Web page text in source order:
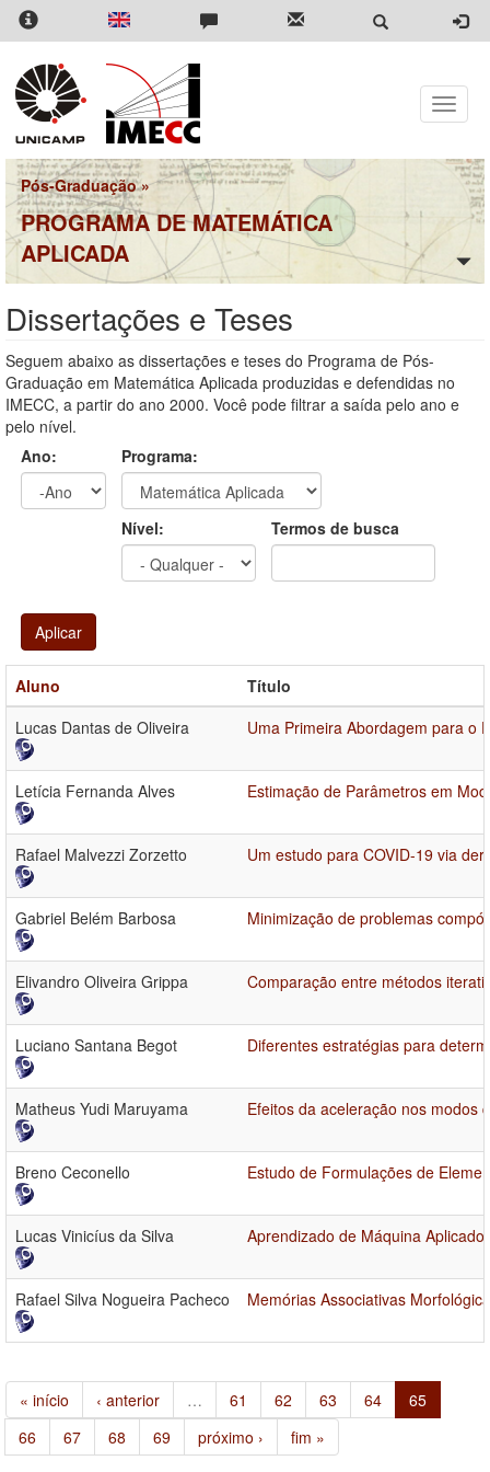
Pular
para
conteúdo
principal
Toggle
Pós-Graduação»
PROGRAMA DE MATEMÁTICA
APLICADA
Dissertações e Teses
Seguem abaixo as dissertações e teses do Programa de Pós-
Graduação em Matemática Aplicada produzidas e defendidas no
IMECC, a partir do ano 2000. Você pode filtrar a saída pelo ano e
pelo nível.
Ano:
Programa:
Nível: Termos de busca
Aplicar
Aluno
Título
Lucas Dantas de Oliveira
Uma Primeira Abordagem para o
Letícia Fernanda Alves Estimação de Parâmetros em
Rafael Malvezzi Zorzetto Um estudo para COVID-19 via
Gabriel Belém Barbosa Minimização de problemas
Elivandro Oliveira Grippa Comparação entre métodos
Luciano Santana Begot Diferentes estratégias para
Matheus Yudi Maruyama Efeitos da aceleração nos modos
Breno Ceconello Estudo de Formulações de
Lucas Vinicíus da Silva Aprendizado de Máquina
Rafael Silva Nogueira Pacheco Memórias Associativas
« início ‹ anterior … 61 62 63 64
65
66
67 68 69 próximo › fim »